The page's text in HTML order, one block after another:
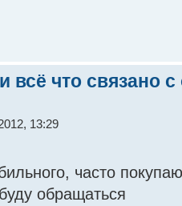
всё что связано
13:29
часто
обращаться